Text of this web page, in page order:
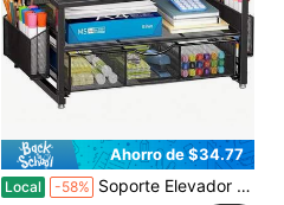
Ahorro de $34.77
Local -58% Soporte Elevador de Monitor de Metal Reforzado con Cajón de Malla & Portabolígrafos, Estante Organizador de Escritorio de Gran Capacidad, Elevador de Computadora de Escritorio Antideslizante para Almacenamiento de Suministros de Oficina, Portátil e Impresora